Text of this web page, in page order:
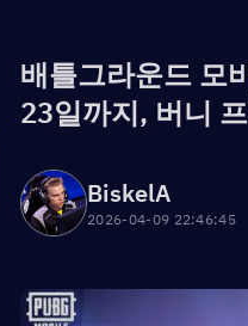
배틀그라운드 모
23일까지, 버니
BiskelA
2026-04-09 22:46:45